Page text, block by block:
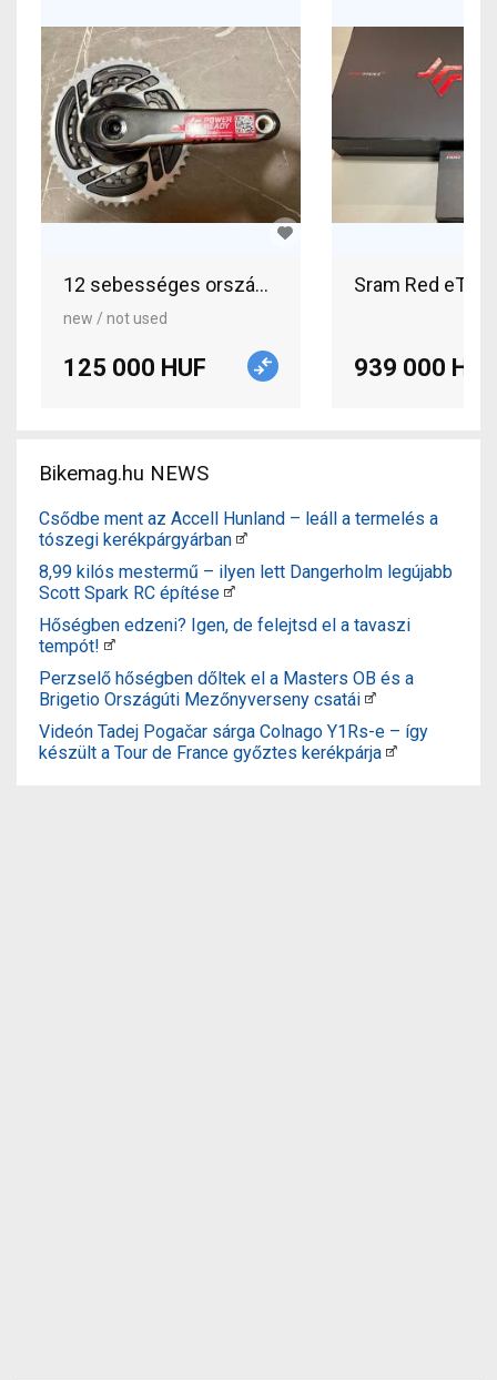
12 sebességes országúti hajtómű eladó Sram
new / not used
125 000 HUF
Sram Red eTap
939 000 HUF
Bikemag.hu NEWS
Csődbe ment az Accell Hunland – leáll a termelés a
tószegi kerékpárgyárban
8,99 kilós mestermű – ilyen lett Dangerholm legújabb
Scott Spark RC építése
Hőségben edzeni? Igen, de felejtsd el a tavaszi
tempót!
Perzselő hőségben dőltek el a Masters OB és a
Brigetio Országúti Mezőnyverseny csatái
Videón Tadej Pogačar sárga Colnago Y1Rs-e – így
készült a Tour de France győztes kerékpárja